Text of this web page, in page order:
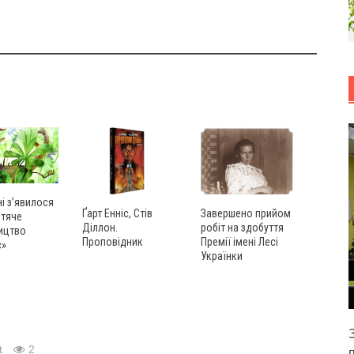
з’явилося
Ґарт Енніс, Стів
Діллон.
Проповідник
Завершено прийом
робіт на здобуття
Премії імені Лесі
Українки
2